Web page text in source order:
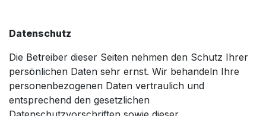
Datenschutz
Die Betreiber dieser Seiten nehmen den Schutz Ihrer
persönlichen Daten sehr ernst. Wir behandeln Ihre
personenbezogenen Daten vertraulich und
entsprechend den gesetzlichen